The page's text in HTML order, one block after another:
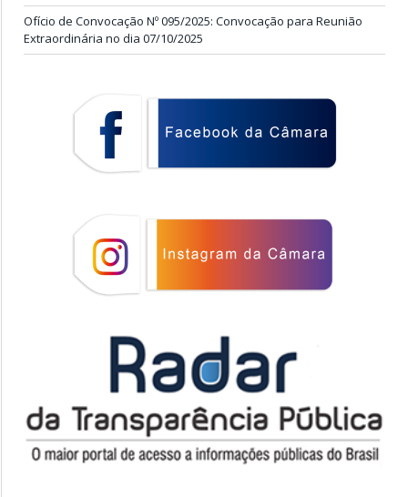
Ofício de Convocação Nº 095/2025: Convocação para Reunião
Extraordinária no dia 07/10/2025